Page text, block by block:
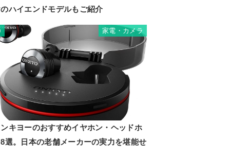
ハイエンドモデルもご紹介
家電・カメラ
キヨーのおすすめイヤホン・ヘッドホ
選。日本の老舗メーカーの実力を堪能せ